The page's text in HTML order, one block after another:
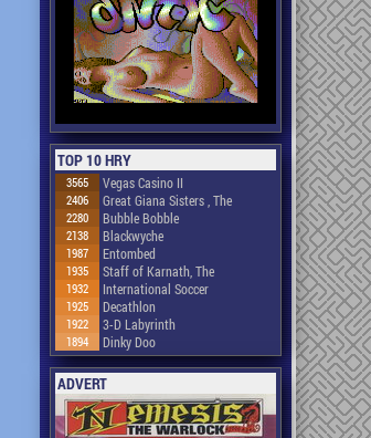
TOP 10 HRY
3565 Vegas Casino II
2406 Great Giana Sisters , The
2280 Bubble Bobble
2138 Blackwyche
1987 Entombed
1935 Staff of Karnath, The
1932 International Soccer
1925 Decathlon
1922 3-D Labyrinth
1894 Dinky Doo
ADVERT